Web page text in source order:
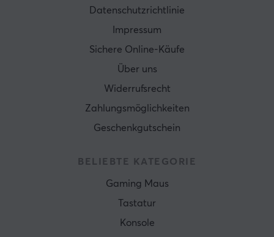
Datenschutzrichtlinie
Impressum
Sichere Online-Käufe
Über uns
Widerrufsrecht
Zahlungsmöglichkeiten
Geschenkgutschein
BELIEBTE KATEGORIE
Gaming Maus
Tastatur
Konsole